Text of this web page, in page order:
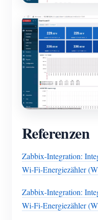
Referenzen
Zabbix-Integration:
Wi-Fi-Energiezähler
Zabbix-Integration:
Wi-Fi-Energiezähler